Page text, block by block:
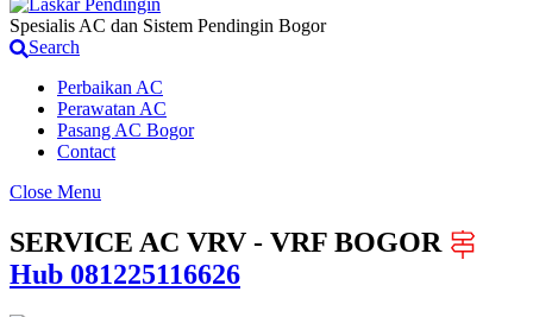
Spesialis AC dan Sistem Pendingin Bogor
Search
Perbaikan AC
Perawatan AC
Pasang AC Bogor
Contact
Close Menu
SERVICE AC VRV - VRF BOGOR
Hub 081225116626